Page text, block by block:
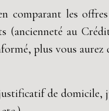
comparant les
au
plus vous aurez
de domicile,